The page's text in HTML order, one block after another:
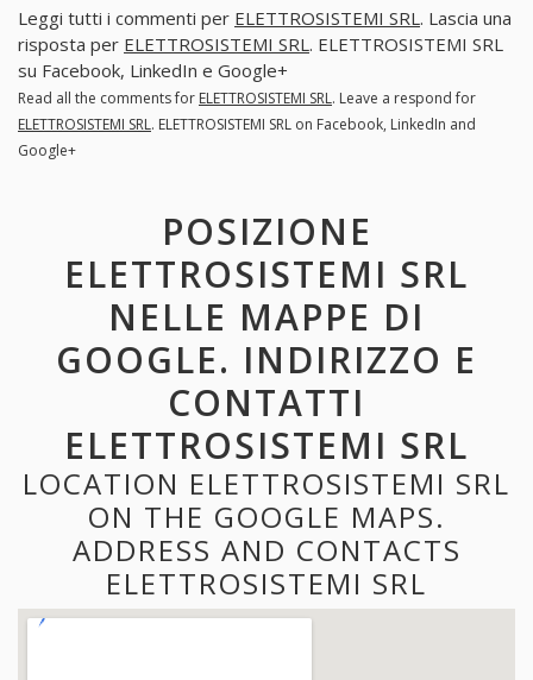
Leggi tutti i commenti per ELETTROSISTEMI SRL . Lascia una
risposta per ELETTROSISTEMI SRL . ELETTROSISTEMI SRL
su Facebook, LinkedIn e Google+
Read all the comments for ELETTROSISTEMI SRL. Leave a respond for
ELETTROSISTEMI SRL. ELETTROSISTEMI SRL on Facebook, LinkedIn and
Google+
POSIZIONE
ELETTROSISTEMI SRL
NELLE MAPPE DI
GOOGLE. INDIRIZZO E
CONTATTI
ELETTROSISTEMI SRL
LOCATION ELETTROSISTEMI SRL
ON THE GOOGLE MAPS.
ADDRESS AND CONTACTS
ELETTROSISTEMI SRL